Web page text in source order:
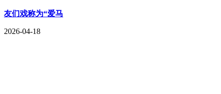
友们戏称为“爱马
2026-04-18